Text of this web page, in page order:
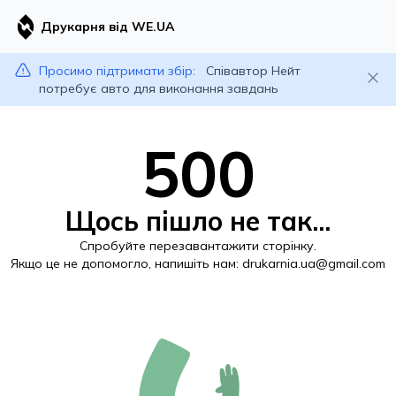
Друкарня від WE.UA
Просимо підтримати збір:
Співавтор Нейт
потребує авто для виконання завдань
500
Щось пішло не так...
Спробуйте перезавантажити сторінку.
Якщо це не допомогло, напишіть нам: drukarnia.ua@gmail.com